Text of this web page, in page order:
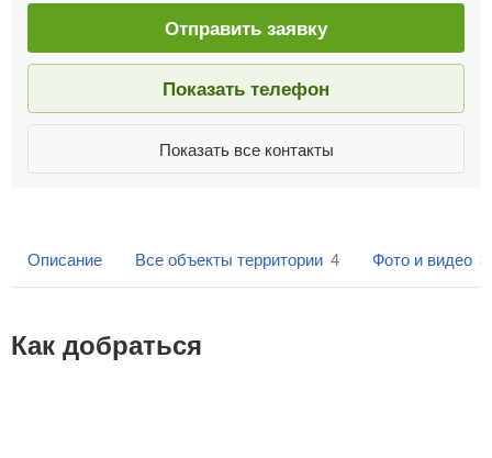
Отправить заявку
Показать телефон
Показать все контакты
Описание Все объекты территории 4 Фото и видео
Как добраться